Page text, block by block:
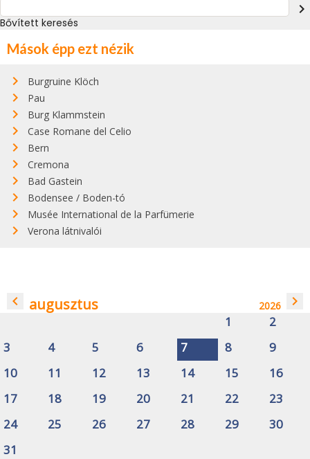
navigate_next
Bővített keresés
Mások épp ezt nézik
Burgruine Klöch
Pau
Burg Klammstein
Case Romane del Celio
Bern
Cremona
Bad Gastein
Bodensee / Boden-tó
Musée International de la Parfümerie
Verona látnivalói
navigate_before augusztus 2026 navigate_next
1
2
3
4 5 6 7 8
9
10
11 12 13 14 15
16
17
18 19 20 21 22
23
24
25 26 27 28 29
30
31